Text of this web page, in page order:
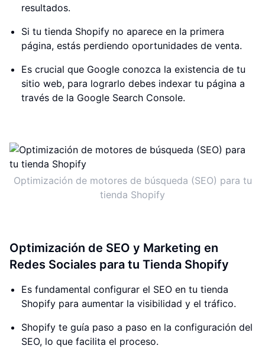
resultados.
Si tu tienda Shopify no aparece en la primera
página, estás perdiendo oportunidades de venta.
Es crucial que Google conozca la existencia de tu
sitio web, para lograrlo debes indexar tu página a
través de la Google Search Console.
Optimización de motores de búsqueda (SEO) para tu
tienda Shopify
Optimización de SEO y Marketing en
Redes Sociales para tu Tienda Shopify
Es fundamental configurar el SEO en tu tienda
Shopify para aumentar la visibilidad y el tráfico.
Shopify te guía paso a paso en la configuración del
SEO, lo que facilita el proceso.